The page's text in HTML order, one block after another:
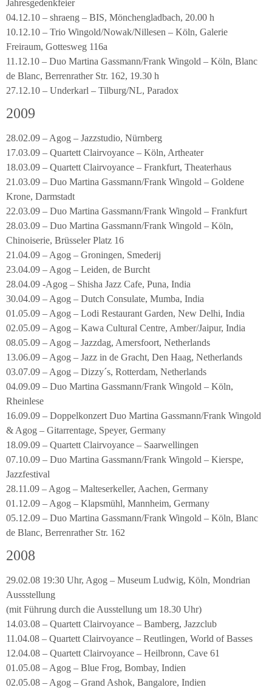
Jahresgedenkfeier
04.12.10 – shraeng – BIS, Mönchengladbach, 20.00 h
10.12.10 – Trio Wingold/Nowak/Nillesen – Köln, Galerie
Freiraum, Gottesweg 116a
11.12.10 – Duo Martina Gassmann/Frank Wingold – Köln, Blanc
de Blanc, Berrenrather Str. 162, 19.30 h
27.12.10 – Underkarl – Tilburg/NL, Paradox
2009
28.02.09 – Agog – Jazzstudio, Nürnberg
17.03.09 – Quartett Clairvoyance – Köln, Artheater
18.03.09 – Quartett Clairvoyance – Frankfurt, Theaterhaus
21.03.09 – Duo Martina Gassmann/Frank Wingold – Goldene
Krone, Darmstadt
22.03.09 – Duo Martina Gassmann/Frank Wingold – Frankfurt
28.03.09 – Duo Martina Gassmann/Frank Wingold – Köln,
Chinoiserie, Brüsseler Platz 16
21.04.09 – Agog – Groningen, Smederij
23.04.09 – Agog – Leiden, de Burcht
28.04.09 -Agog – Shisha Jazz Cafe, Puna, India
30.04.09 – Agog – Dutch Consulate, Mumba, India
01.05.09 – Agog – Lodi Restaurant Garden, New Delhi, India
02.05.09 – Agog – Kawa Cultural Centre, Amber/Jaipur, India
08.05.09 – Agog – Jazzdag, Amersfoort, Netherlands
13.06.09 – Agog – Jazz in de Gracht, Den Haag, Netherlands
03.07.09 – Agog – Dizzy´s, Rotterdam, Netherlands
04.09.09 – Duo Martina Gassmann/Frank Wingold – Köln,
Rheinlese
16.09.09 – Doppelkonzert Duo Martina Gassmann/Frank Wingold
& Agog – Gitarrentage, Speyer, Germany
18.09.09 – Quartett Clairvoyance – Saarwellingen
07.10.09 – Duo Martina Gassmann/Frank Wingold – Kierspe,
Jazzfestival
28.11.09 – Agog – Malteserkeller, Aachen, Germany
01.12.09 – Agog – Klapsmühl, Mannheim, Germany
05.12.09 – Duo Martina Gassmann/Frank Wingold – Köln, Blanc
de Blanc, Berrenrather Str. 162
2008
29.02.08 19:30 Uhr, Agog – Museum Ludwig, Köln, Mondrian
Aussstellung
(mit Führung durch die Ausstellung um 18.30 Uhr)
14.03.08 – Quartett Clairvoyance – Bamberg, Jazzclub
11.04.08 – Quartett Clairvoyance – Reutlingen, World of Basses
12.04.08 – Quartett Clairvoyance – Heilbronn, Cave 61
01.05.08 – Agog – Blue Frog, Bombay, Indien
02.05.08 – Agog – Grand Ashok, Bangalore, Indien